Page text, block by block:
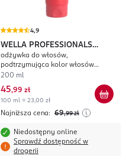
4,9
WELLA PROFESSIONALS
Invigo Color Brilliance
odżywka do włosów,
podtrzymująca kolor włosów
farbowanych
200 ml
45,99 zł
100 ml = 23,00 zł
Najniższa cena: 69,99 zł
Niedostępny online
Sprawdź dostępność w
drogerii